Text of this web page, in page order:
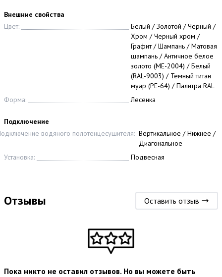
Внешние свойства
Цвет:
Белый / Золотой / Черный /
Хром / Черный хром /
Графит / Шампань / Матовая
шампань / Античное белое
золото (МЕ-2004) / Белый
(RAL-9003) / Темный титан
муар (РЕ-64) / Палитра RAL
Форма:
Лесенка
Подключение
водяного полотенцесушителя: Вертикальное / Нижнее /
Диагональное
Установка:
Подвесная
Отзывы Оставить отзыв
Пока никто не оставил отзывов. Но вы можете быть